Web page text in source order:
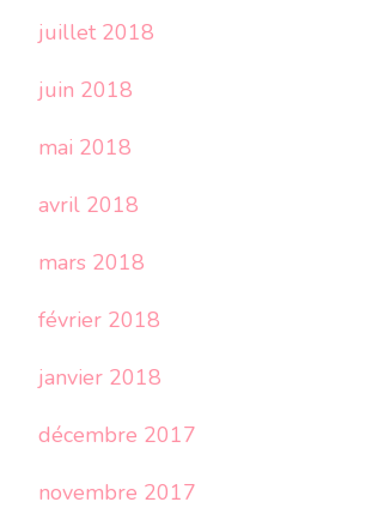
juillet 2018
juin 2018
mai 2018
avril 2018
mars 2018
février 2018
janvier 2018
décembre 2017
novembre 2017